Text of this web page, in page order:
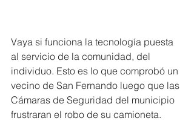
Vaya si funciona la tecnología puesta
al servicio de la comunidad, del
individuo. Esto es lo que comprobó un
vecino de San Fernando luego que las
Cámaras de Seguridad del municipio
frustraran el robo de su camioneta.